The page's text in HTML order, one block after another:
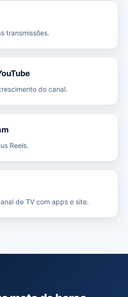
transmissões.
do canal.
Reels.
de TV com apps e site.